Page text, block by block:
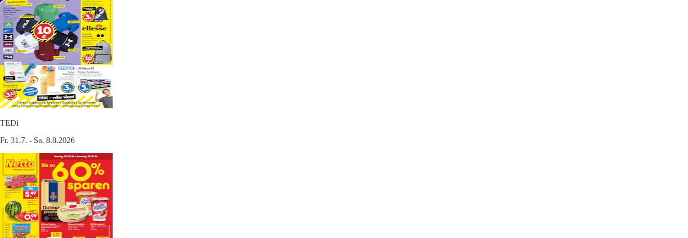
TEDi
Fr. 31.7. - Sa. 8.8.2026